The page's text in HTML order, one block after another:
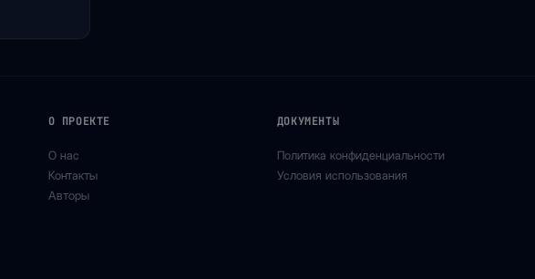
О ПРОЕКТЕ
О нас
Контакты
Авторы
ДОКУМЕНТЫ
Политика конфиденциальности
Условия использования